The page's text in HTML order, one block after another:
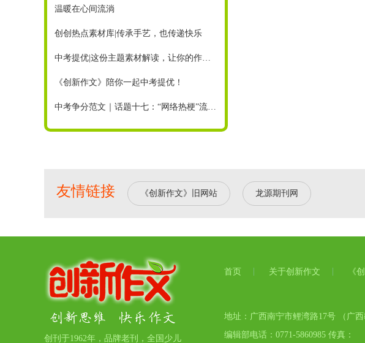
温暖在心间流淌
创创热点素材库|传承手艺，也传递快乐
中考提优|这份主题素材解读，让你的作文超有亮点！
《创新作文》陪你一起中考提优！
中考争分范文｜话题十七：“网络热梗”流行，你也不会好好说话了吗
友情链接 《创新作文》旧网站 龙源期刊网
创刊于1962年，品牌老刊，全国少儿
首页 关于创新作文 《
地址：广西南宁市鲤湾路17号 （广
编辑部电话：0771-5860985 传真：